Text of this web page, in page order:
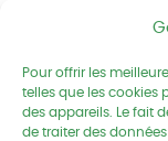
Pour offrir les
telles que les cookies
des appareils. Le fait
de traiter des
Réseau